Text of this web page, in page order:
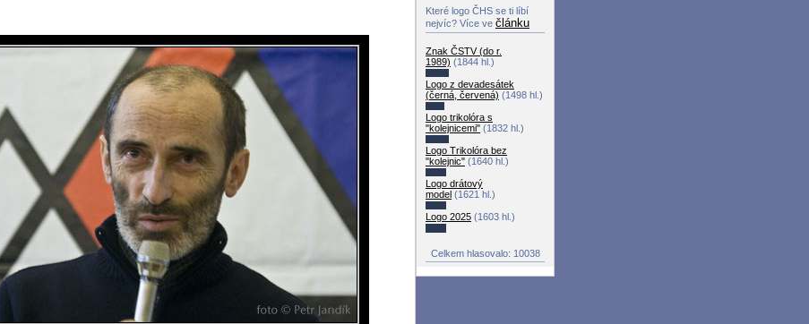
Které logo ČHS se ti líbí
nejvíc? Více ve článku
Znak ČSTV (do r.
1989) (1844 hl.)
Logo z devadesátek
(černá, červená) (1498 hl.)
Logo trikolóra s
"kolejnicemi" (1832 hl.)
Logo Trikolóra bez
"kolejnic" (1640 hl.)
Logo drátový
model (1621 hl.)
Logo 2025 (1603 hl.)
Celkem hlasovalo: 10038